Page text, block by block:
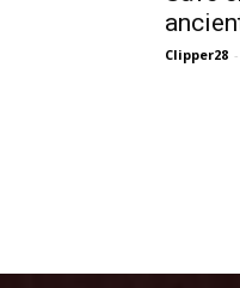
Clipper28 -